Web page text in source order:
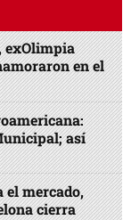
exOlimpia
en el
así
el mercado,
cierra